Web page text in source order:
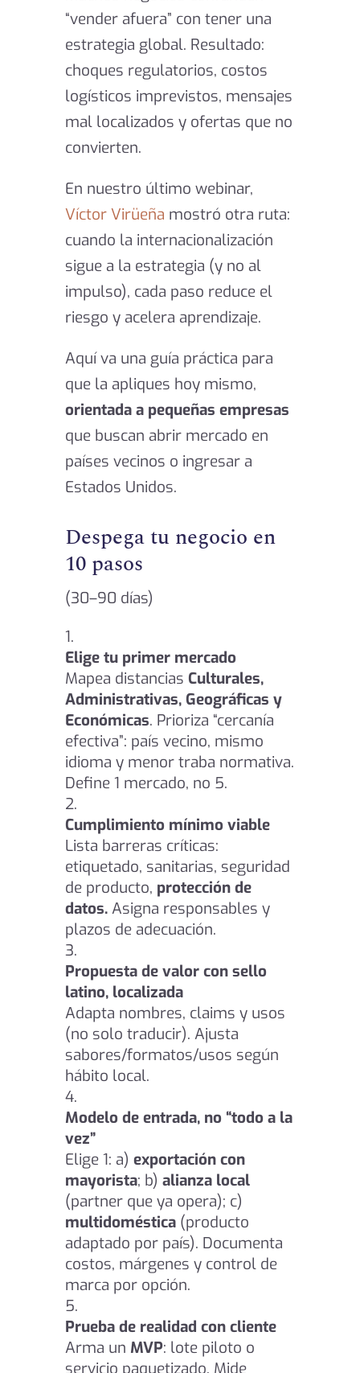
“vender afuera” con tener una
estrategia global. Resultado:
choques regulatorios, costos
logísticos imprevistos, mensajes
mal localizados y ofertas que no
convierten.
En nuestro último webinar,
Víctor Virüeña mostró otra ruta:
cuando la internacionalización
sigue a la estrategia (y no al
impulso), cada paso reduce el
riesgo y acelera aprendizaje.
Aquí va una guía práctica para
que la apliques hoy mismo,
orientada a pequeñas empresas
que buscan abrir mercado en
países vecinos o ingresar a
Estados Unidos.
Despega tu negocio en
10 pasos
(30–90 días)
Elige tu primer mercado
Mapea distancias Culturales,
Administrativas, Geográficas y
Económicas. Prioriza “cercanía
efectiva”: país vecino, mismo
idioma y menor traba normativa.
Define 1 mercado, no 5.
Cumplimiento mínimo viable
Lista barreras críticas:
etiquetado, sanitarias, seguridad
de producto, protección de
datos. Asigna responsables y
plazos de adecuación.
Propuesta de valor con sello
latino, localizada
Adapta nombres, claims y usos
(no solo traducir). Ajusta
sabores/formatos/usos según
hábito local.
Modelo de entrada, no “todo a la
vez”
Elige 1: a) exportación con
mayorista; b) alianza local
(partner que ya opera); c)
multidoméstica(producto
adaptado por país). Documenta
costos, márgenes y control de
marca por opción.
Prueba de realidad con cliente
Arma un MVP: lote piloto o
servicio paquetizado. Mide